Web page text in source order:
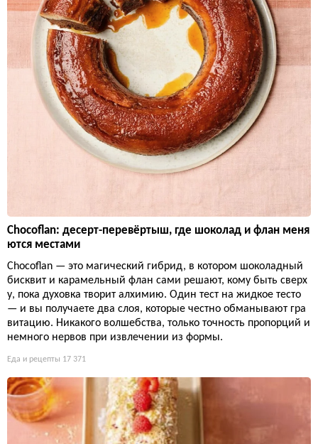
Chocoflan: десерт-перевёртыш, где шоколад и флан меня
ются местами
Chocoflan — это магический гибрид, в котором шоколадный
бисквит и карамельный флан сами решают, кому быть сверх
у, пока духовка творит алхимию. Один тест на жидкое тесто
— и вы получаете два слоя, которые честно обманывают гра
витацию. Никакого волшебства, только точность пропорций и
немного нервов при извлечении из формы.
Еда и рецепты 17 371